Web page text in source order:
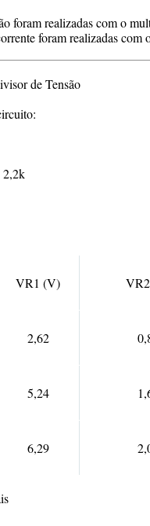
foram realizadas com o
foram realizadas
de Tensão
2,2k
VR1 (V)
2,62
5,24
6,29